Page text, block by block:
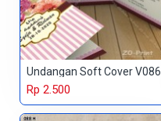
Undangan Soft Cover V086
Rp 2.500